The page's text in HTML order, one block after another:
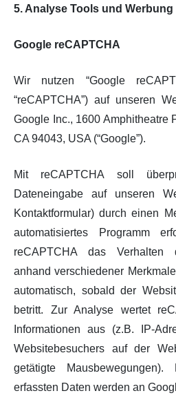
5. Analyse Tools und Werbung
Google reCAPTCHA
Wir nutzen “Google
“reCAPTCHA”) auf unseren
Google Inc., 1600 Amphitheatre
CA 94043, USA (“Google”).
Mit reCAPTCHA soll
Dateneingabe auf unseren
Kontaktformular) durch einen
automatisiertes Programm
reCAPTCHA das Verhalten
anhand verschiedener
automatisch, sobald der
betritt. Zur Analyse wertet
Informationen aus (z.B. IP-
Websitebesuchers auf der
getätigte
erfassten Daten werden an